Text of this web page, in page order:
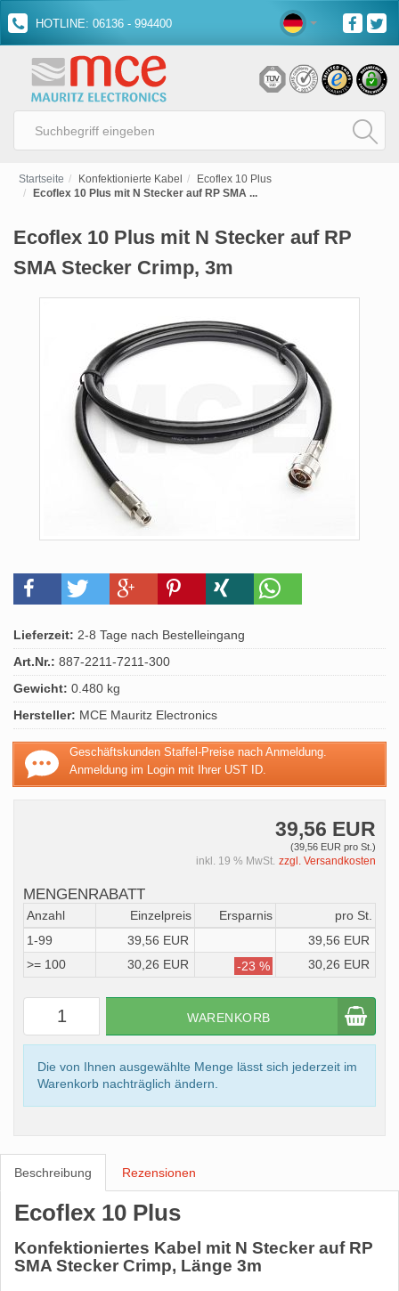
HOTLINE: 06136 - 994400
Startseite Konfektionierte Kabel
Ecoflex 10 Plus
Ecoflex 10 Plus mit N Stecker auf RP SMA ...
Ecoflex 10 Plus mit N Stecker auf RP
SMA Stecker Crimp, 3m
Lieferzeit: 2-8 Tage nach Bestelleingang
Art.Nr.: 887-2211-7211-300
Gewicht: 0.480 kg
Hersteller: MCE Mauritz Electronics
Geschäftskunden Staffel-Preise nach Anmeldung.
Anmeldung im Login mit Ihrer UST ID.
39,56 EUR
(39,56 EUR pro St.)
inkl. 19 % MwSt. zzgl. Versandkosten
MENGENRABATT
Anzahl Einzelpreis Ersparnis
pro St.
1-99
39,56 EUR
39,56 EUR
>= 100
30,26 EUR -23 % 30,26 EUR
WARENKORB
Die von Ihnen ausgewählte Menge lässt sich jederzeit im
Warenkorb nachträglich ändern.
Beschreibung Rezensionen
Ecoflex 10 Plus
Konfektioniertes Kabel mit N Stecker auf RP
SMA Stecker Crimp, Länge 3m